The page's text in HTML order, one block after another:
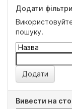
Додати
пошуку.
Вивести на